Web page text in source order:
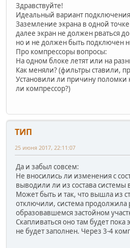
Здравствуйте!
Идеальный вариант
Заземление экрана в одной
далее экран не должен рваться
но и не должен быть подключен
Про компрессоры вопросы:
На одном блоке летят или на
Как меняли? (фильтры ставили,
Установили ли причину поломки
ли компрессор?)
ТИП
25 июня 2017, 22:11:07
Да и забыл совсем:
Не вносились ли изменения с
выводили ли из состава системы
Может быть и так, что вышла из
отключили, система продолжила
образовавшемся застойном
Скапливаться оно там будет пока
не будет заполнен. Через 3-4